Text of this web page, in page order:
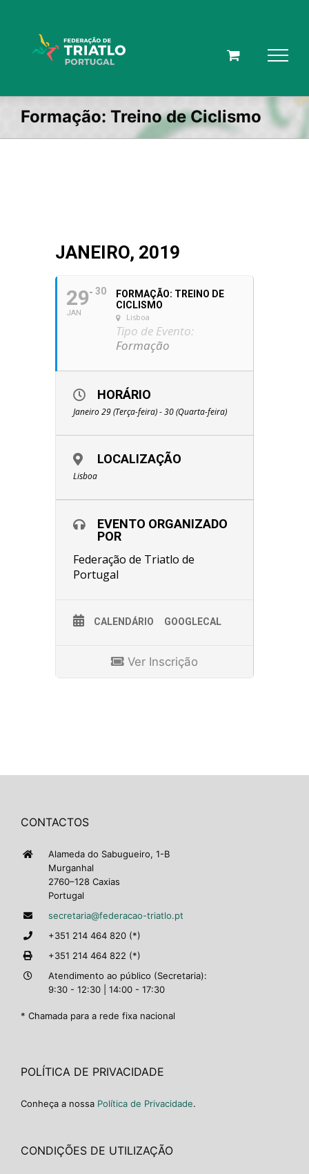
Formação: Treino de Ciclismo
JANEIRO, 2019
29
JAN
30
FORMAÇÃO: TREINO DE
CICLISMO
Lisboa
Tipo de Evento:
Formação
HORÁRIO
Janeiro 29 (Terça-feira) - 30 (Quarta-feira)
LOCALIZAÇÃO
Lisboa
EVENTO ORGANIZADO
POR
Federação de Triatlo de
Portugal
CALENDÁRIO GOOGLECAL
Ver Inscrição
CONTACTOS
Alameda do Sabugueiro, 1-B
Murganhal
2760–128 Caxias
Portugal
secretaria@federacao-triatlo.pt
+351 214 464 820 (*)
+351 214 464 822 (*)
Atendimento ao público (Secretaria):
9:30 - 12:30 | 14:00 - 17:30
* Chamada para a rede fixa nacional
POLÍTICA DE PRIVACIDADE
Conheça a nossa Política de Privacidade.
CONDIÇÕES DE UTILIZAÇÃO